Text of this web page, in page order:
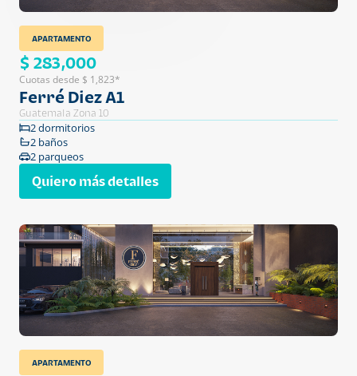
APARTAMENTO
$ 283,000
Cuotas desde $ 1,823*
Ferré Diez A1
Guatemala Zona 10
2 dormitorios
2 baños
2 parqueos
Quiero más detalles
APARTAMENTO